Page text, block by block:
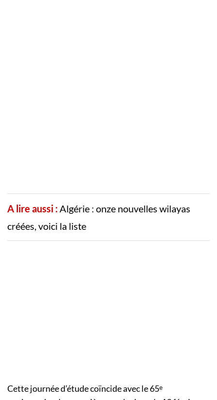
A lire aussi : Algérie : onze nouvelles wilayas
créées, voici la liste
Cette journée d’étude coïncide avec le 65ᵉ